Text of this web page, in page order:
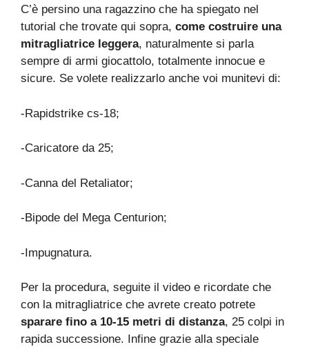
C’è persino una ragazzino che ha spiegato nel
tutorial che trovate qui sopra, come costruire una
mitragliatrice leggera, naturalmente si parla
sempre di armi giocattolo, totalmente innocue e
sicure. Se volete realizzarlo anche voi munitevi di:
-Rapidstrike cs-18;
-Caricatore da 25;
-Canna del Retaliator;
-Bipode del Mega Centurion;
-Impugnatura.
Per la procedura, seguite il video e ricordate che
con la mitragliatrice che avrete creato potrete
sparare fino a 10-15 metri di distanza, 25 colpi in
rapida successione. Infine grazie alla speciale